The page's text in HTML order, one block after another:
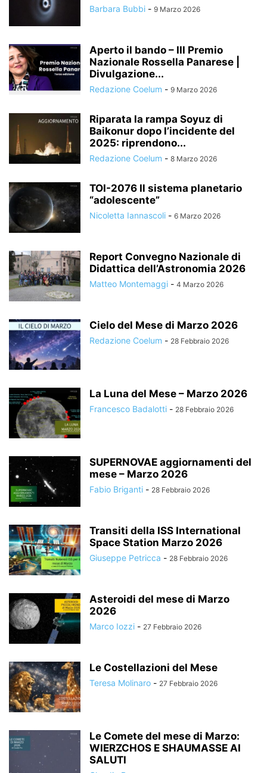
Barbara Bubbi - 9 Marzo 2026
Aperto il bando – III Premio
Nazionale Rossella Panarese |
Divulgazione...
Redazione Coelum - 9 Marzo 2026
Riparata la rampa Soyuz di
Baikonur dopo l’incidente del
2025: riprendono...
Redazione Coelum - 8 Marzo 2026
TOI-2076 Il sistema planetario
“adolescente”
Nicoletta Iannascoli - 6 Marzo 2026
Report Convegno Nazionale di
Didattica dell’Astronomia 2026
Matteo Montemaggi - 4 Marzo 2026
Cielo del Mese di Marzo 2026
Redazione Coelum - 28 Febbraio 2026
La Luna del Mese – Marzo 2026
Francesco Badalotti - 28 Febbraio 2026
SUPERNOVAE aggiornamenti del
mese – Marzo 2026
Fabio Briganti - 28 Febbraio 2026
Transiti della ISS International
Space Station Marzo 2026
Giuseppe Petricca - 28 Febbraio 2026
Asteroidi del mese di Marzo
2026
Marco Iozzi - 27 Febbraio 2026
Le Costellazioni del Mese
Teresa Molinaro - 27 Febbraio 2026
Le Comete del mese di Marzo:
WIERZCHOS E SHAUMASSE AI
SALUTI